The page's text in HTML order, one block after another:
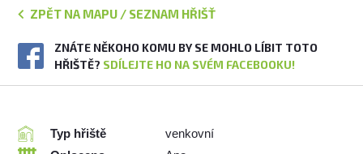
ZPĚT NA MAPU / SEZNAM HŘIŠŤ
ZNÁTE NĚKOHO KOMU BY SE MOHLO LÍBIT TOTO
HŘIŠTĚ? SDÍLEJTE HO NA SVÉM FACEBOOKU!
Typ hřiště
venkovní